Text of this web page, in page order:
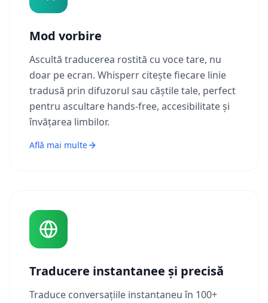
Mod vorbire
Ascultă traducerea rostită cu voce tare, nu
doar pe ecran. Whisperr citește fiecare linie
tradusă prin difuzorul sau căștile tale, perfect
pentru ascultare hands-free, accesibilitate și
învățarea limbilor.
Află mai multe
Traducere instantanee și precisă
Traduce conversațiile instantaneu în 100+